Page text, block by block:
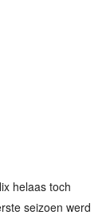
helaas toch
seizoen werd